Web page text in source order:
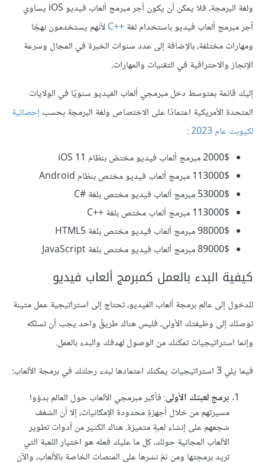
ولغة البرمجة، فلا يمكن أن يكون أجر مبرمج ألعاب فيديو iOS يساوي
أجر مبرمج ألعاب فيديو باستخدام لغةC++‎لأنهم يستخدمون نهجًا
ومهارات مختلفة، بالإضافة إلى عدد سنوات الخبرة في المجال وسرعة
الإنجاز والاحترافية في التقنيات والمهارات.
إليك قائمة بمتوسط دخل مبرمجي ألعاب الفيديو سنويًا في الولايات
المتحدة الأمريكية اعتمادًا على الاختصاص ولغة البرمجة بحسب إحصائية
لكيوبت عام 2023
:
2000$ مبرمج ألعاب فيديو مختصّ بنظام iOS 11
113000$ مبرمج ألعاب فيديو مختص بنظام Android
53000$ مبرمج ألعاب فيديو مختص بلغة #C
113000$ مبرمج ألعاب مختص بلغة ++C
98000$ مبرمج ألعاب فيديو مختص بلغة HTML5
89000$ مبرمج ألعاب فيديو مختص بلغة JavaScript
كيفية البدء بالعمل كمبرمج ألعاب فيديو
للدخول إلى عالم برمجة ألعاب الفيديو، تحتاج إلى استراتيجية عمل متينة
توصلك إلى وظيفتك الأولى، فليس هناك طريقٌ واحد يجب أن تسلكه
وإنما استراتيجيات تمكنك من الوصول لهدفك والبدء بالعمل.
فيما يلي 3 استراتيجيات يمكنك اعتمادها لبدء رحلتك في برمجة الألعاب:
برمج لعبتك الأولى: فأكبر مبرمجي الألعاب حول العالم بدؤوا
مسيرتهم من خلال أجهزةٍ محدودة الإمكانيات، إلا أن الشغف
شجعهم على إنشاء لعبةٍ متميزة. هناك الكثير من أدوات تطوير
الألعاب المجانية حولك، كل ما عليك فعله هو اختيار اللعبة التي
تريد برمجتها ومن ثمّ نشرها على المنصات الخاصة بالألعاب، والآن